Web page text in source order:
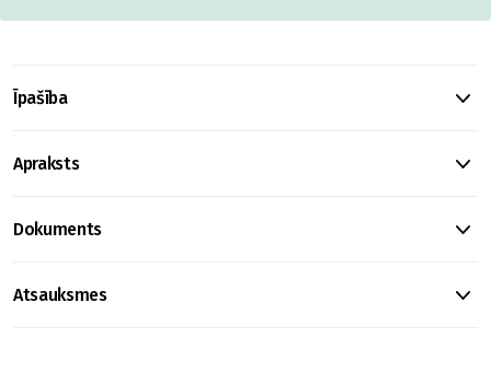
Īpašība
Apraksts
Dokuments
Atsauksmes